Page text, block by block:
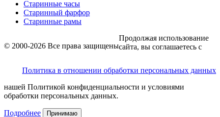
Старинные часы
Старинный фарфор
Старинные рамы
© 2000-2026 Все права защищены
Политика в отношении обработки персональных данных
Продолжая использование
сайта, вы соглашаетесь с
нашей Политикой конфиденциальности и условиями
обработки персональных данных.
Подробнее Принимаю